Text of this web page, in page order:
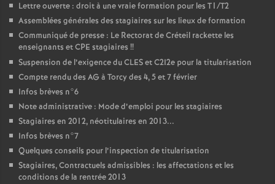
Lettre ouverte : droit à une vraie formation pour les T1/T2
Assemblées générales des stagiaires sur les lieux de formation
Communiqué de presse : Le Rectorat de Créteil rackette les
enseignants etCPE stagiaires !!
Suspension de l’exigence duCLESet C2I2e pour la titularisation
Compte rendu des AG à Torcy des 4, 5 et 7 février
Infos brèves n°6
Note administrative : Mode d’emploi pour les stagiaires
Stagiaires en 2012, néotitulaires en 2013...
Infos brèves n°7
Quelques conseils pour l’inspection de titularisation
Stagiaires, Contractuels admissibles : les affectations et les
conditions de la rentrée 2013